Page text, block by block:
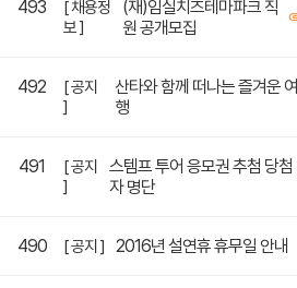
493
[ 채용정
보 ]
(재)임실치즈테마파크 직
원 공개모집
492
[ 공지
]
산타와 함께 떠나는 즐겨운 여
행
491
[ 공지
]
스템프 투어 응모권 추첨 당첨
자 명단
490 [ 공지 ] 2016년 설연휴 휴무일 안내